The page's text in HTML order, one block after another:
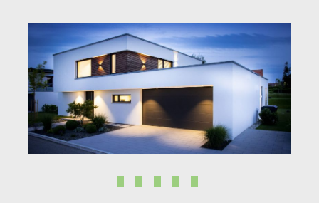
1 2 3 4 5